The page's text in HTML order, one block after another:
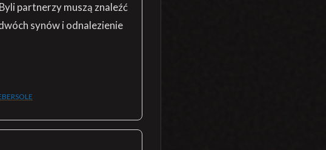
partnerzy muszą znaleźć
synów i odnalezienie